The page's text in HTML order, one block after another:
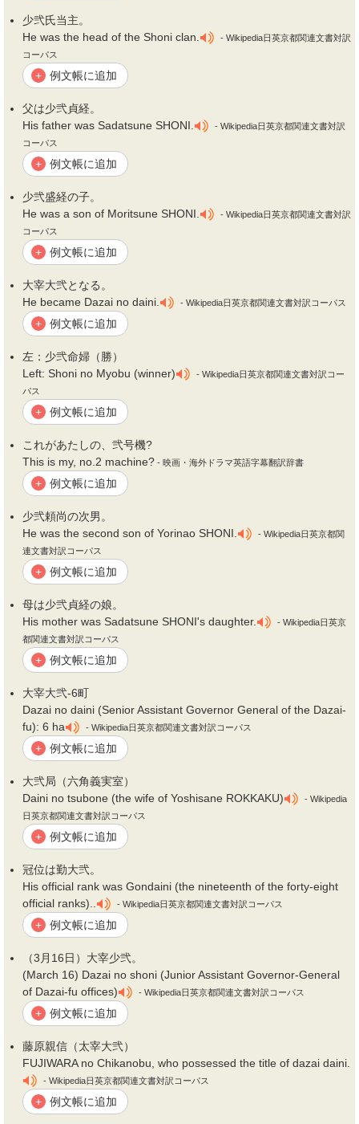
少弐氏当主。
He was the head of the Shoni clan.
- Wikipedia日英京都関連文書対訳
コーパス
+ 例文帳に追加
父は少弐 貞経。
His father was Sadatsune SHONI.
- Wikipedia日英京都関連文書対訳
コーパス
+ 例文帳に追加
少弐盛経の子。
He was a son of Moritsune SHONI.
- Wikipedia日英京都関連文書対訳
コーパス
+ 例文帳に追加
大宰大弐となる。
He became Dazai no daini.
- Wikipedia日英京都関連文書対訳コーパス
+ 例文帳に追加
左：少弐命婦（勝）
Left: Shoni no Myobu (winner)
- Wikipedia日英京都関連文書対訳コー
パス
+ 例文帳に追加
これがあたしの、 弐号機?
This is my, no.2 machine? - 映画・海外ドラマ英語字幕翻訳辞書
+ 例文帳に追加
少弐頼尚の次男。
He was the second son of Yorinao SHONI.
- Wikipedia日英京都関
連文書対訳コーパス
+ 例文帳に追加
母は少弐 貞経の娘。
His mother was Sadatsune SHONI's daughter.
- Wikipedia日英京
都関連文書対訳コーパス
+ 例文帳に追加
大宰大弐-6町
Dazai no daini (Senior Assistant Governor General of the Dazai-
fu): 6 ha
- Wikipedia日英京都関連文書対訳コーパス
+ 例文帳に追加
大弐局（六角義実室）
Daini no tsubone (the wife of Yoshisane ROKKAKU)
- Wikipedia
日英京都関連文書対訳コーパス
+ 例文帳に追加
冠位は勤大弐。
His official rank was Gondaini (the nineteenth of the forty-eight
official ranks)..
- Wikipedia日英京都関連文書対訳コーパス
+ 例文帳に追加
（3月16日）大宰少弐。
(March 16) Dazai no shoni (Junior Assistant Governor-General
of Dazai-fu offices)
- Wikipedia日英京都関連文書対訳コーパス
+ 例文帳に追加
藤原親信（太宰大弐）
FUJIWARA no Chikanobu, who possessed the title of dazai daini.
- Wikipedia日英京都関連文書対訳コーパス
+ 例文帳に追加